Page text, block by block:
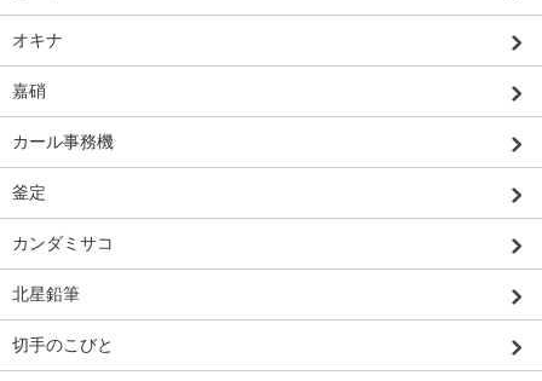
オキナ
嘉硝
カール事務機
釜定
カンダミサコ
北星鉛筆
切手のこびと